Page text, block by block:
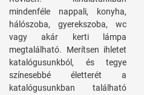
mindenféle nappali, konyha,
hálószoba, gyerekszoba, wc
vagy akár kerti lámpa
megtalálható. Merítsen ihletet
katalógusunkból, és tegye
színesebbé életterét a
katalógusunkban található